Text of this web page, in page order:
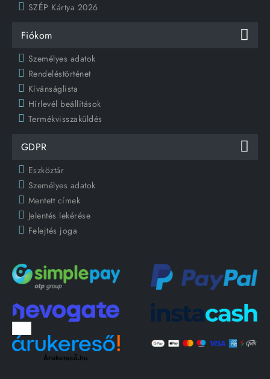
SZÉP Kártya 2026
Fiókom
Személyes adatok
Rendeléstörténet
Kívánságlista
Hírlevél beállítások
Termékvisszaküldés
GDPR
Eszköztár
Személyes adatok
Mentett címek
Jelentés lekérése
Felejtés joga
Árukereső.hu